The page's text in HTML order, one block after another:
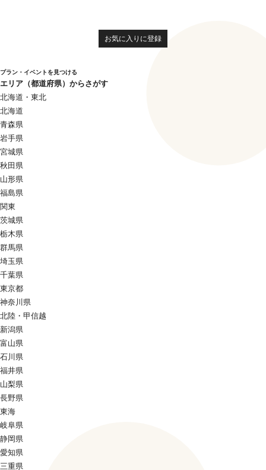
お気に入りに登録
プラン・イベントを見つける
エリア（都道府県）からさがす
北海道・東北
北海道
青森県
岩手県
宮城県
秋田県
山形県
福島県
関東
茨城県
栃木県
群馬県
埼玉県
千葉県
東京都
神奈川県
北陸・甲信越
新潟県
富山県
石川県
福井県
山梨県
長野県
東海
岐阜県
静岡県
愛知県
三重県